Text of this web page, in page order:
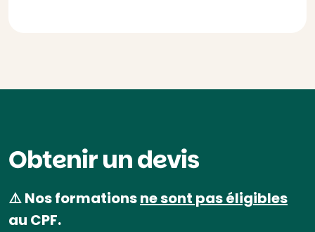
Obtenir un devis
⚠️ Nos formationsne sont pas éligibles
au CPF.